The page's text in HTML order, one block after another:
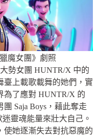
魔女團》劇照
勢女團 HUNTR/X 中的
臺上載歌載舞的她們，實
為了應對 HUNTR/X 的
Saja Boys，藉此奪走
靈魂能量來壯大自己。
使她逐漸失去對抗惡魔的